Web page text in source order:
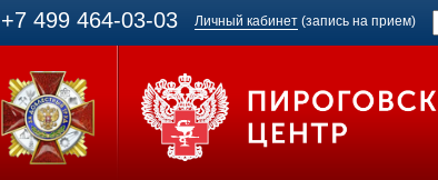
+7 499 464-03-03 Личный кабинет (запись на прием)